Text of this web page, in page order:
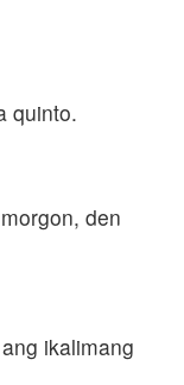
quinto.
den
ikalimang